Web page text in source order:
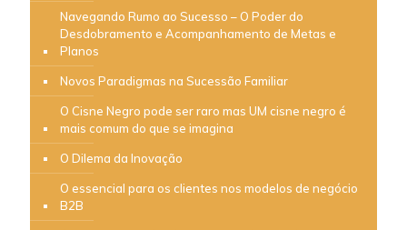
Navegando Rumo ao Sucesso – O Poder do
Desdobramento e Acompanhamento de Metas e
Planos
Novos Paradigmas na Sucessão Familiar
O Cisne Negro pode ser raro mas UM cisne negro é
mais comum do que se imagina
O Dilema da Inovação
O essencial para os clientes nos modelos de negócio
B2B